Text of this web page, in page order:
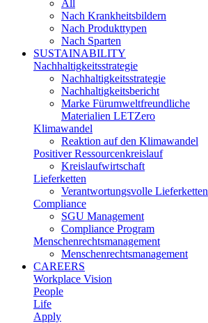
All
Nach Krankheitsbildern
Nach Produkttypen
Nach Sparten
SUSTAINABILITY
Nachhaltigkeitsstrategie
Nachhaltigkeitsstrategie
Nachhaltigkeitsbericht​
Marke Fürumweltfreundliche
Materialien LETZero
Klimawandel
Reaktion auf den Klimawandel
Positiver Ressourcenkreislauf
Kreislaufwirtschaft
Lieferketten
Verantwortungsvolle Lieferketten
Compliance
SGU Management
Compliance Program
Menschenrechtsmanagement
Menschenrechtsmanagement
CAREERS
Workplace Vision
People
Life
Apply